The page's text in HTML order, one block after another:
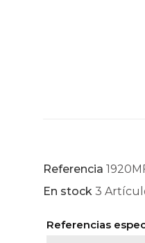
Referencia
En stock 3
Referencias